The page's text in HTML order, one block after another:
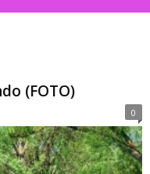
(FOTO)
0